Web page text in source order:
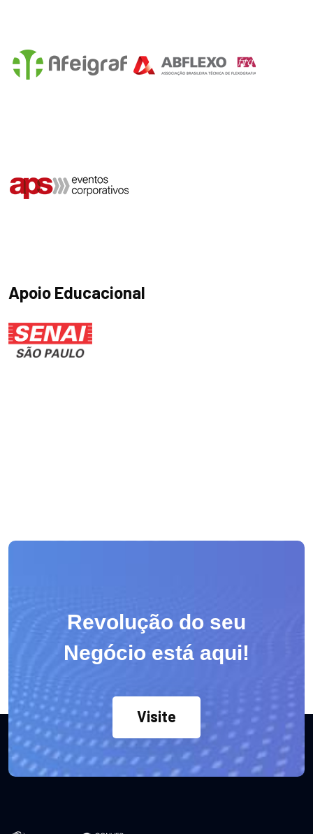
Apoio Educacional
Revolução do seu
Negócio está aqui!
Visite